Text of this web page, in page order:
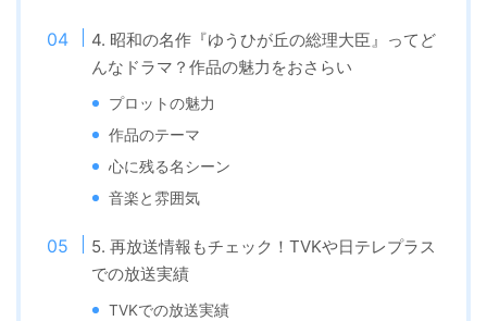
4. 昭和の名作『ゆうひが丘の総理大臣』ってど
んなドラマ？作品の魅力をおさらい
プロットの魅力
作品のテーマ
心に残る名シーン
音楽と雰囲気
5. 再放送情報もチェック！TVKや日テレプラス
での放送実績
TVKでの放送実績